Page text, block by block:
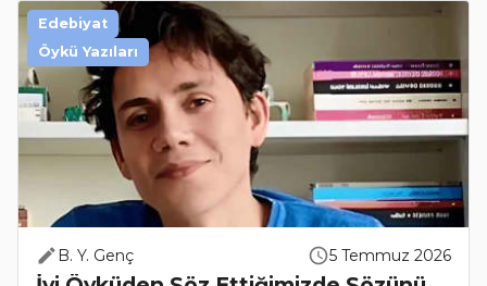
B. Y. Genç 5 Temmuz 2026
Edebiyat
Öykü Yazıları